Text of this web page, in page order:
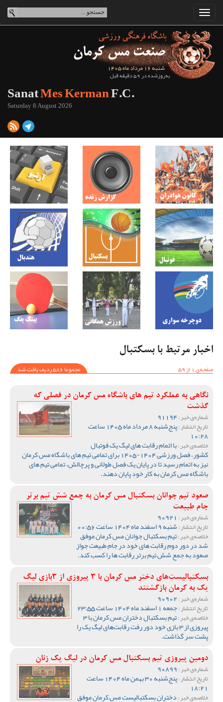
شنبه 16 مرداد ماه 1405
به‌روزشده در 59 دقیقه قبل
SanatMes KermanF.C.
Saturday 8 August 2026
اخبار مرتبط با بسکتبال
صفحه‌ی 1 از 59
مجموعا 586 ردیف یافت شد
نگاهی به عملکرد تیم های باشگاه مس کرمان در فصلی که
گذشت
شماره‌ی خبر :
تاریخ انتشار : پنج‌شنبه 8 مرداد ماه 1405 ساعت
10:28
خلاصه‌ی خبر :با اتمام رقابت های لیگ یک فوتبال
کشور، فصل ورزشی 1404-1405 برای تمامی تیم های باشگاه مس کرمان
نیز به اتمام رسید تا در پایان یک فصل طولانی و پرچالش، تمامی تیم های
باشگاه مس کرمان به کار خود پایان دهند.
صعود تیم جوانان بسکتبال مس کرمان به جمع شش تیم برتر
جام طبیعت
شماره‌ی خبر :
تاریخ انتشار :شنبه 9 اسفند ماه 1404 ساعت 00:56
خلاصه‌ی خبر :تیم بسکتبال جوانان مس کرمان موفق
شد در دور دوم رقابت های خود در جام طبیعت جواز
صعود به جمع شش تیم برتر رقابت ها را کسب کند.
بسکتبالیست‌های دختر مس کرمان با 3 پیروزی از 3بازی لیگ
یک به کرمان بازگشتند
شماره‌ی خبر :
تاریخ انتشار :جمعه 1 اسفند ماه 1404 ساعت 23:55
خلاصه‌ی خبر : تیم بسکتبال دختران مس کرمان با 3
پیروزی از 3 بازی خود دور رفت رقابت‌های لیگ یک را
پشت سر گذاشت.
دومین پیروزی تیم بسکتبال مس کرمان در لیگ یک زنان
شماره‌ی خبر :
تاریخ انتشار : پنج‌شنبه 30 بهمن ماه 1404 ساعت
18:21
خلاصه‌ی خبر :دختران بسکتبالیست مس کرمان موفق